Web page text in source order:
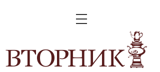
ВТОРНИК